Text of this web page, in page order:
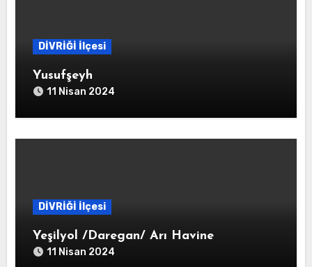
DİVRİĞİ İlçesi
Yusufşeyh
11 Nisan 2024
DİVRİĞİ İlçesi
Yeşilyol /Daregan/ Arı Havine
11 Nisan 2024